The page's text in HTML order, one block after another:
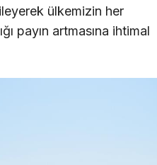
ülkemizin her
payın artmasına ihtimal